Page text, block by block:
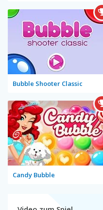
Bubble Shooter Classic
Candy Bubble